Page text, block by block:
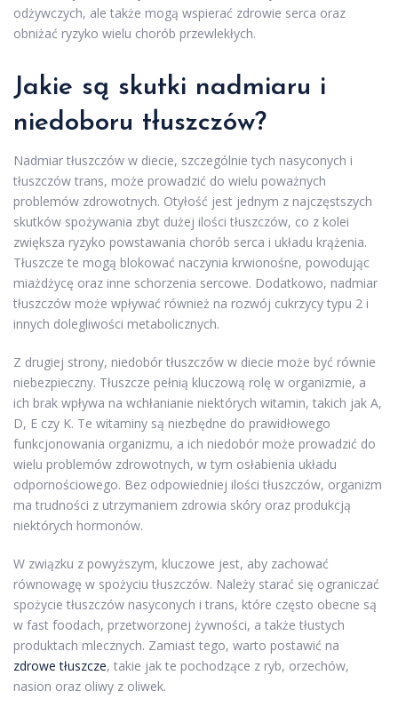
odżywczych, ale także mogą wspierać zdrowie serca oraz
obniżać ryzyko wielu chorób przewlekłych.
Jakie są skutki nadmiaru i
niedoboru tłuszczów?
Nadmiar tłuszczów w diecie, szczególnie tych nasyconych i
tłuszczów trans, może prowadzić do wielu poważnych
problemów zdrowotnych. Otyłość jest jednym z najczęstszych
skutków spożywania zbyt dużej ilości tłuszczów, co z kolei
zwiększa ryzyko powstawania chorób serca i układu krążenia.
Tłuszcze te mogą blokować naczynia krwionośne, powodując
miażdżycę oraz inne schorzenia sercowe. Dodatkowo, nadmiar
tłuszczów może wpływać również na rozwój cukrzycy typu 2 i
innych dolegliwości metabolicznych.
Z drugiej strony, niedobór tłuszczów w diecie może być równie
niebezpieczny. Tłuszcze pełnią kluczową rolę w organizmie, a
ich brak wpływa na wchłanianie niektórych witamin, takich jak A,
D, E czy K. Te witaminy są niezbędne do prawidłowego
funkcjonowania organizmu, a ich niedobór może prowadzić do
wielu problemów zdrowotnych, w tym osłabienia układu
odpornościowego. Bez odpowiedniej ilości tłuszczów, organizm
ma trudności z utrzymaniem zdrowia skóry oraz produkcją
niektórych hormonów.
W związku z powyższym, kluczowe jest, aby zachować
równowagę w spożyciu tłuszczów. Należy starać się ograniczać
spożycie tłuszczów nasyconych i trans, które często obecne są
w fast foodach, przetworzonej żywności, a także tłustych
produktach mlecznych. Zamiast tego, warto postawić na
zdrowe tłuszcze, takie jak te pochodzące z ryb, orzechów,
nasion oraz oliwy z oliwek.